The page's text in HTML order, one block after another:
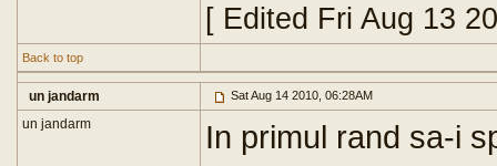
[ Edited Fri Aug 13
Back to top
un jandarm Sat Aug 14 2010, 06:28AM
un jandarm
In primul rand sa-i